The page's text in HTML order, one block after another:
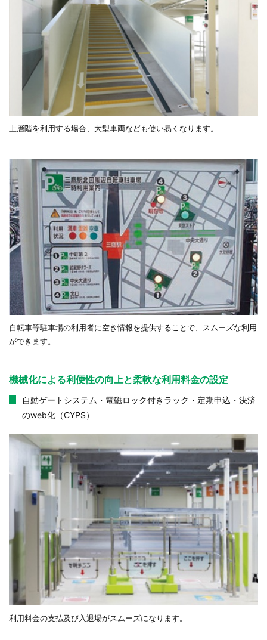
上層階を利用する場合、大型車両なども使い易くなります。
自転車等駐車場の利用者に空き情報を提供することで、スムーズな利用
ができます。
機械化による利便性の向上と柔軟な利用料金の設定
自動ゲートシステム・電磁ロック付きラック・定期申込・決済
のweb化（CYPS）
利用料金の支払及び入退場がスムーズになります。